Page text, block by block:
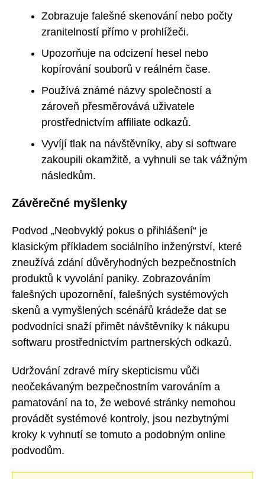
Zobrazuje falešné skenování nebo počty
zranitelností přímo v prohlížeči.
Upozorňuje na odcizení hesel nebo
kopírování souborů v reálném čase.
Používá známé názvy společností a
zároveň přesměrovává uživatele
prostřednictvím affiliate odkazů.
Vyvíjí tlak na návštěvníky, aby si software
zakoupili okamžitě, a vyhnuli se tak vážným
následkům.
Závěrečné myšlenky
Podvod „Neobvyklý pokus o přihlášení“ je
klasickým příkladem sociálního inženýrství, které
zneužívá zdání důvěryhodných bezpečnostních
produktů k vyvolání paniky. Zobrazováním
falešných upozornění, falešných systémových
skenů a vymyšlených scénářů krádeže dat se
podvodníci snaží přimět návštěvníky k nákupu
softwaru prostřednictvím partnerských odkazů.
Udržování zdravé míry skepticismu vůči
neočekávaným bezpečnostním varováním a
pamatování na to, že webové stránky nemohou
provádět systémové kontroly, jsou nezbytnými
kroky k vyhnutí se tomuto a podobným online
podvodům.